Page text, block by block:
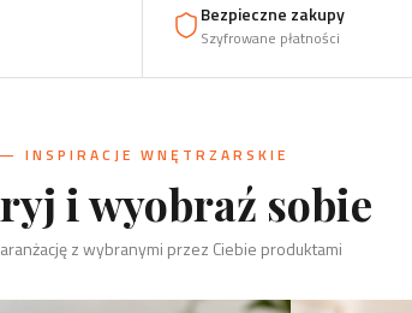
Bezpieczne zakupy
Szyfrowane płatności
— INSPIRACJE WNĘTRZARSKIE
i wyobraź sobie
z wybranymi przez Ciebie produktami